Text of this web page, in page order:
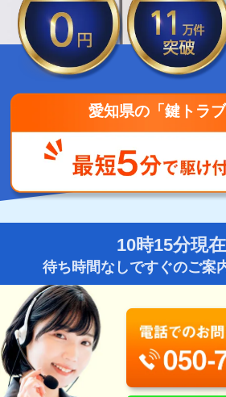
愛知県の「鍵トラ
10時15分現在
待ち時間なしですぐのご案